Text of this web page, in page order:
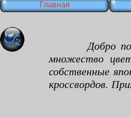
Главная
Добро
множество
собственные
кроссвордов.